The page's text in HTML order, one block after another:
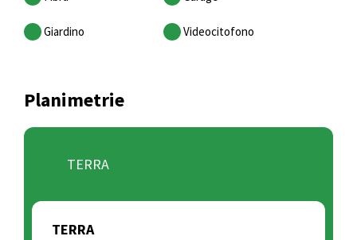
Giardino Videocitofono
Planimetrie
TERRA
TERRA